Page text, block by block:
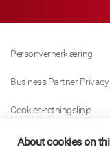
Personvernerklæring
Business Partner Privacy
Cookies-retningslinje
Modern Slavery Act
About cookies on